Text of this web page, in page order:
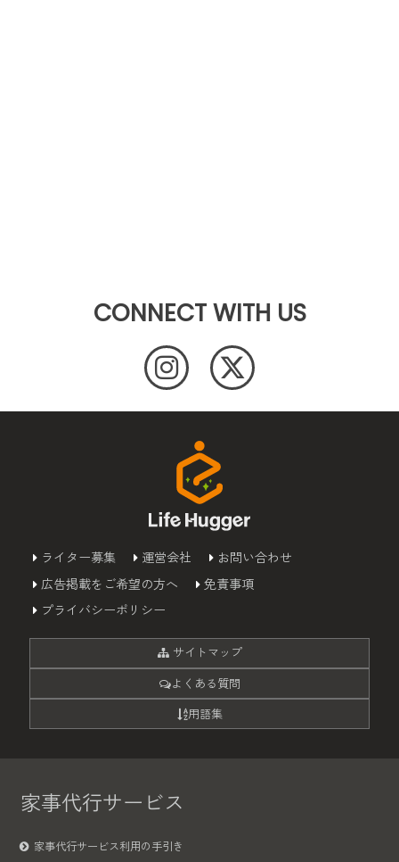
CONNECT WITH US
ライター募集 運営会社
お問い合わせ
広告掲載をご希望の方へ
免責事項
プライバシーポリシー
サイトマップ
よくある質問
用語集
家事代行サービス
家事代行サービス利用の手引き